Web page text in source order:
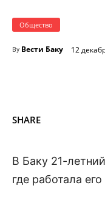
Общество
By Вести Баку 12
SHARE
В Баку 21-
где работала